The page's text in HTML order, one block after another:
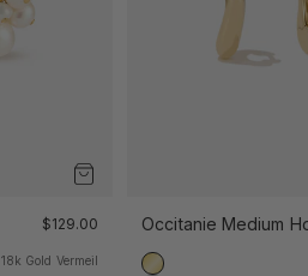
$129.00
18k Gold Vermeil
Occitanie Medium